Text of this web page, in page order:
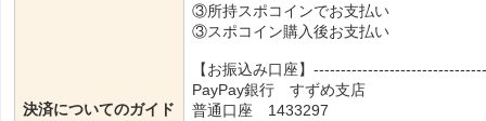
決済についてのガイド
③所持スポコインでお支払い
③スポコイン購入後お支払い
【お振込み口座】
PayPay銀行 すずめ支店
普通口座 1433297